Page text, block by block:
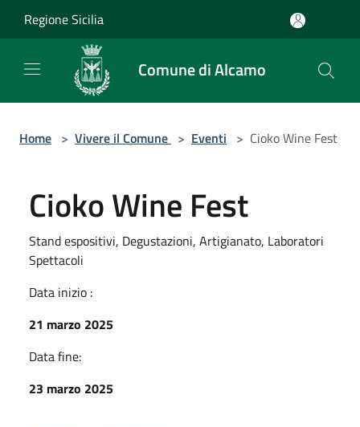
Regione Sicilia
Comune di Alcamo
Home > Vivere il Comune > Eventi > Cioko Wine Fest
Cioko Wine Fest
Stand espositivi, Degustazioni, Artigianato, Laboratori
Spettacoli
Data inizio :
21 marzo 2025
Data fine:
23 marzo 2025